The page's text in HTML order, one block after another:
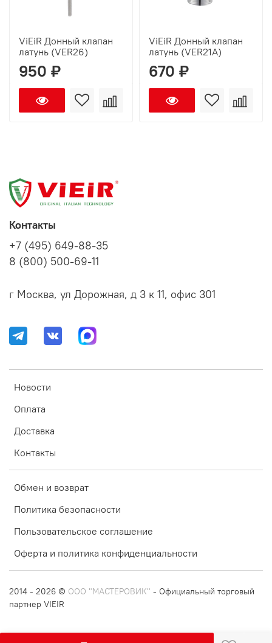
ViEiR Донный клапан
латунь (VER26)
950 ₽
ViEiR Донный клапан
латунь (VER21A)
670 ₽
Новости
Оплата
Доставка
Контакты
Обмен и возврат
Политика безопасности
Пользовательское соглашение
Оферта и политика конфиденциальности
Контакты
+7 (495) 649-88-35
8 (800) 500-69-11
г Москва, ул Дорожная, д 3 к 11, офис 301
2014 - 2026 © ООО "МАСТЕРОВИК" - Официальный торговый
партнер VIEIR